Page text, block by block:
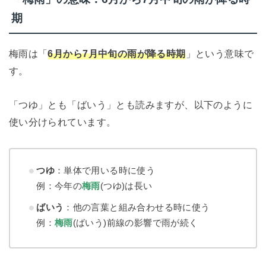
期
梅雨は「6月から7月中旬の雨が降る時期」という意味で
す。
「つゆ」とも「ばいう」とも読みますが、以下のように
使い分けられています。
つゆ：単体で用いる時に使う
例：今年の梅雨(つゆ)は長い
ばいう ：他の言葉と組み合わせる時に使う
例： 梅雨(ばいう)前線の影響で雨が続く